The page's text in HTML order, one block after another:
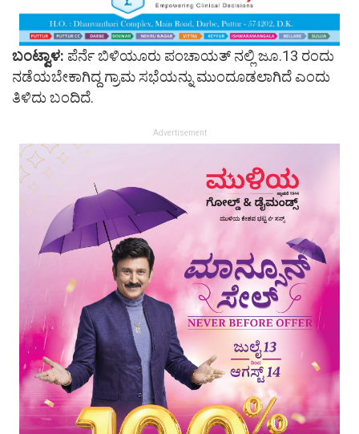
ಬಂಟ್ವಾಳ: ಪೆರ್ನೆ ಬಿಳಿಯೂರು ಪಂಚಾಯತ್ ನಲ್ಲಿ ಜೂ.13 ರಂದು
ನಡೆಯಬೇಕಾಗಿದ್ದ ಗ್ರಾಮ ಸಭೆಯನ್ನು ಮುಂದೂಡಲಾಗಿದೆ ಎಂದು
ತಿಳಿದು ಬಂದಿದೆ.
Advertisement